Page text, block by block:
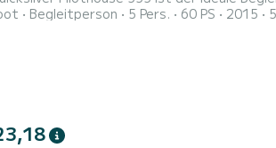
- Der König der Somme-Bucht: Mit
Begleitperson 5 Pers. 60 PS 2015